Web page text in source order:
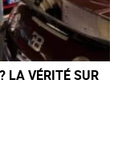
LA VÉRITÉ SUR